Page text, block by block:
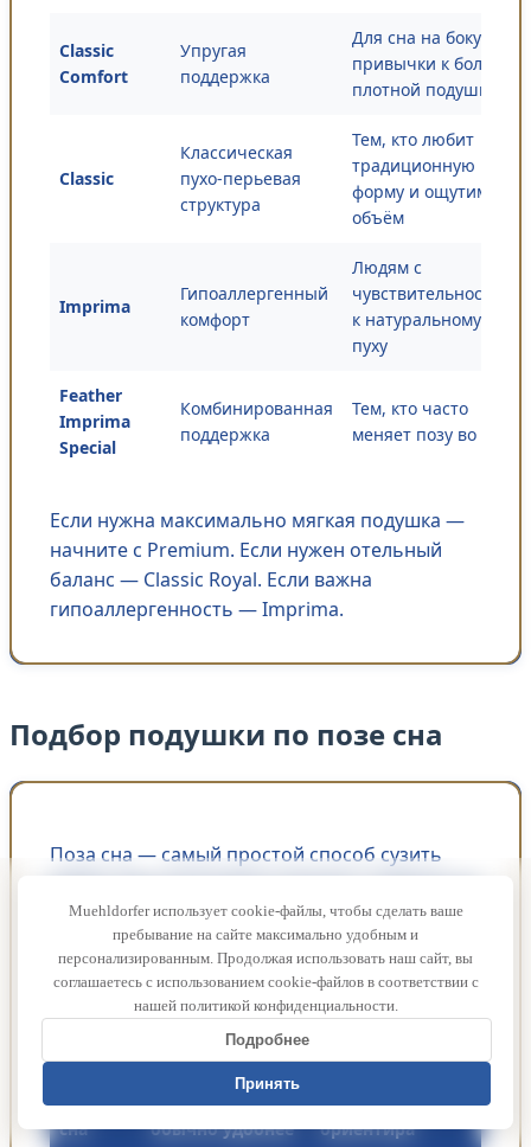
Classic
Comfort
Упругая
поддержка
Для сна на боку и
привычки к более
плотной подушке
Classic
Классическая
пухо-перьевая
структура
Тем, кто любит
традиционную
форму и ощутимый
объём
Imprima
Гипоаллергенный
комфорт
Людям с
чувствительностью
к натуральному
пуху
Feather
Imprima
Special
Комбинированная
поддержка
Тем, кто часто
меняет позу во сне
Если нужна максимально мягкая подушка —
начните с Premium. Если нужен отельный
баланс — Classic Royal. Если важна
гипоаллергенность — Imprima.
Подбор подушки по позе сна
Поза сна — самый простой способ сузить
выбор. При этом важно помнить: подушка не
является медицинским изделием, а
рекомендации ниже помогают подобрать
комфортную поддержку, а не заменить
консультацию специалиста при боли или
проблемах с позвоночником.
Поза
сна
Какая подушка
обычно удобнее
Модели для
ориентира
Muehldorfer использует cookie-файлы, чтобы сделать ваше
пребывание на сайте максимально удобным и
персонализированным. Продолжая использовать наш сайт, вы
соглашаетесь с использованием cookie-файлов в соответствии с
нашей политикой конфиденциальности.
Подробнее
Принять